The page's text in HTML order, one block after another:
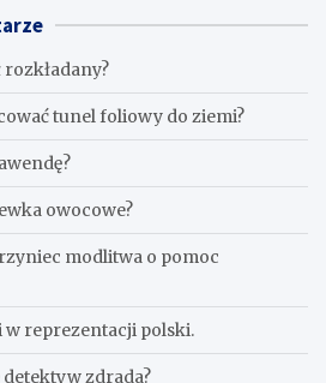
rozkładany?
tunel foliowy do ziemi?
owocowe?
modlitwa o pomoc
w reprezentacji polski.
zdrada?